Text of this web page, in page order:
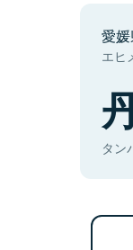
愛
エヒ
タン